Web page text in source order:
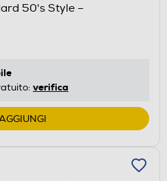
50's Style –
verifica